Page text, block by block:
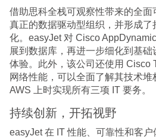
借助思科全栈可观察性带来的全面
真正的数据驱动型组织，并形成
化。easyJet 对 Cisco
展到数据库，再进一步细化到基
体验。此外，该公司还使用 Cisco
网络性能，可以全面了解其技术堆
AWS 上时实现所有三项 IT 要务。
持续创新，开拓视野
easyJet 在 IT 性能、可靠性和客